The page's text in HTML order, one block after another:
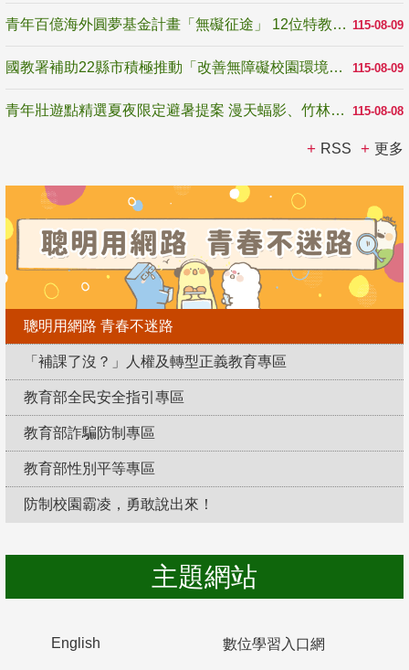
115-08-09
青年百億海外圓夢基金計畫「無礙征途」 12位特教與弱勢青年勇闖西班牙 跨越感官限制見證生命蛻變
115-08-09
國教署補助22縣市積極推動「改善無障礙校園環境計畫」 打造友善、安全、無礙學習空間
115-08-08
青年壯遊點精選夏夜限定避暑提案 漫天蝠影、竹林尋蛙、茶香夜觀 邀青年暮色出發
RSS 更多
聰明用網路 青春不迷路
「補課了沒？」人權及轉型正義教育專區
教育部全民安全指引專區
教育部詐騙防制專區
教育部性別平等專區
防制校園霸凌，勇敢說出來！
主題網站
English 數位學習入口網